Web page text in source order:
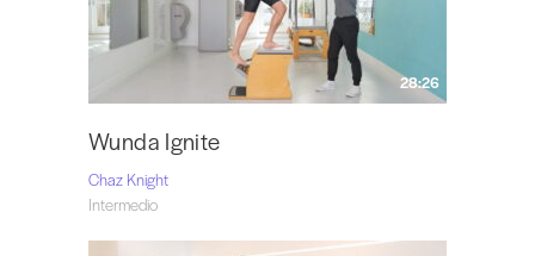
28:26
Wunda Ignite
Chaz Knight
Intermedio